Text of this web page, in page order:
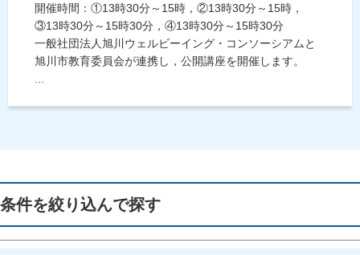
開催時間：①13時30分～15時，②13時30分～15時，
③13時30分～15時30分，④13時30分～15時30分
一般社団法人旭川ウェルビーイング・コンソーシアムと
旭川市教育委員会が連携し，公開講座を開催します。
条件を絞り込んで探す